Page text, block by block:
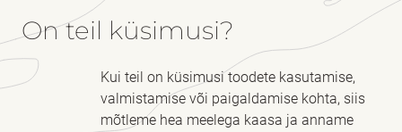
On teil küsimusi?
Kui teil on küsimusi toodete kasutamise,
valmistamise või paigaldamise kohta, siis
mõtleme hea meelega kaasa ja anname